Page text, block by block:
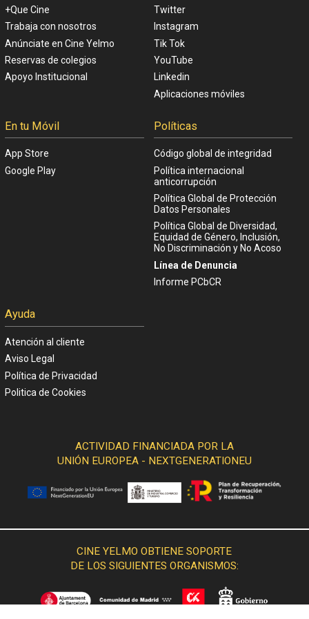
+Que Cine
Trabaja con nosotros
Anúnciate en Cine Yelmo
Reservas de colegios
Apoyo Institucional
Twitter
Instagram
Tik Tok
YouTube
Linkedin
Aplicaciones móviles
En tu Móvil
App Store
Google Play
Políticas
Código global de integridad
Política internacional
anticorrupción
Política Global de Protección
Datos Personales
Política Global de Diversidad,
Equidad de Género, Inclusión,
No Discriminación y No Acoso
Línea de Denuncia
Informe PCbCR
Ayuda
Atención al cliente
Aviso Legal
Política de Privacidad
Politica de Cookies
ACTIVIDAD FINANCIADA POR LA
UNIÓN EUROPEA - NEXTGENERATIONEU
CINE YELMO OBTIENE SOPORTE
DE LOS SIGUIENTES ORGANISMOS: